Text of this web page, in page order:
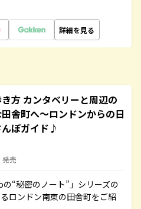
詳細を見る
方 カンタベリーと周辺の
舎町へ～ロンドンからの日
ぽガイド♪
発売
“秘密のノート”」シリーズの
ロンドン南東の田舎町をご紹